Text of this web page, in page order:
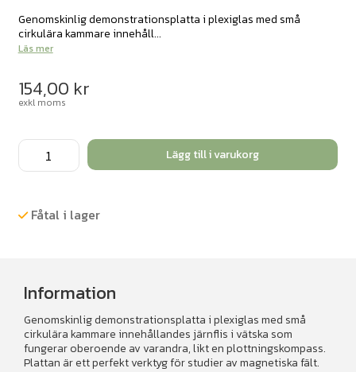
Genomskinlig demonstrationsplatta i plexiglas med små
cirkulära kammare innehåll...
Läs mer
154,00 kr
exkl moms
Magnetfältsplatta
mängd
Lägg till i varukorg
Fåtal i lager
Information
Genomskinlig demonstrationsplatta i plexiglas med små
cirkulära kammare innehållandes järnflis i vätska som
fungerar oberoende av varandra, likt en plottningskompass.
Plattan är ett perfekt verktyg för studier av magnetiska fält.